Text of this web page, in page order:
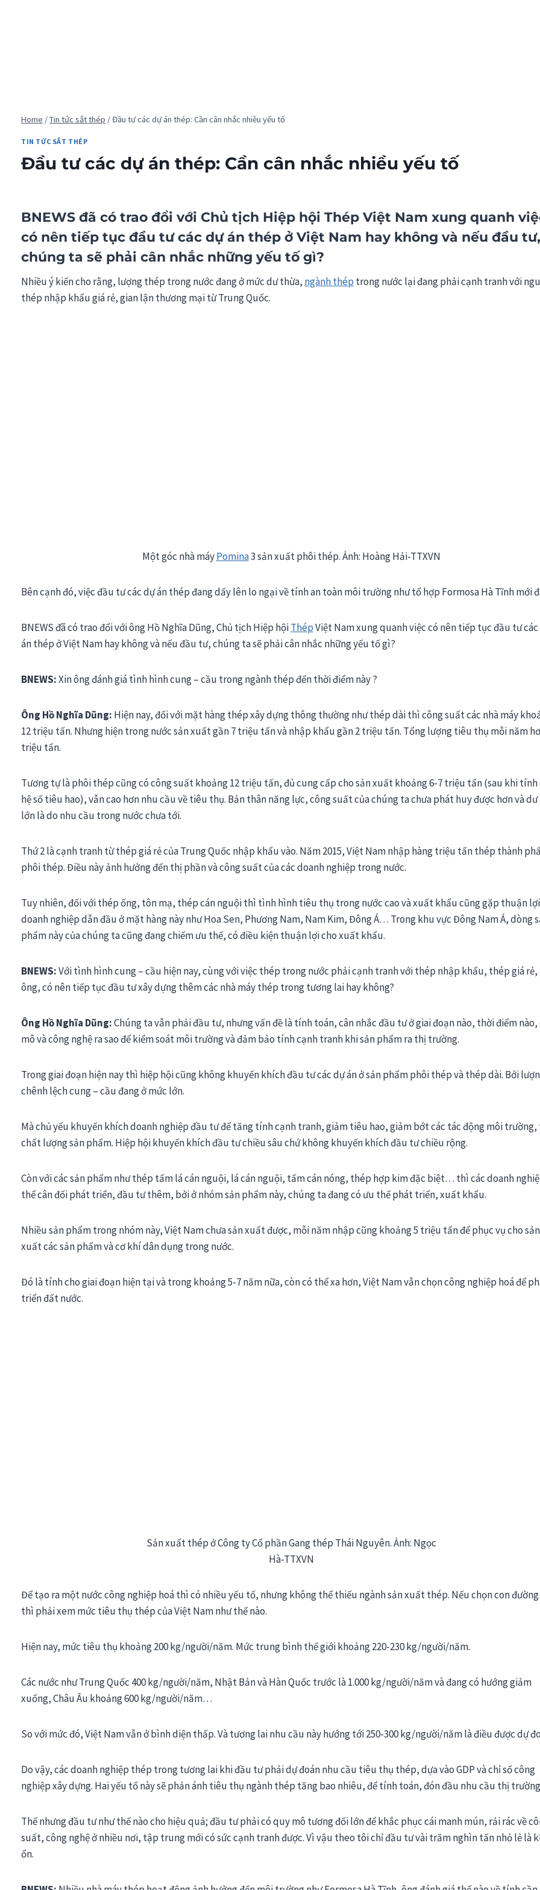
Home /Tin tức sắt thép /Đầu tư các dự án thép: Cần cân nhắc nhiều yếu tố
TIN TỨC SẮT THÉP
Đầu tư các dự án thép: Cần cân nhắc nhiều yếu tố
BNEWS đã có trao đổi với Chủ tịch Hiệp hội Thép Việt Nam xung quanh
có nên tiếp tục đầu tư các dự án thép ở Việt Nam hay không và nếu đầu tư,
chúng ta sẽ phải cân nhắc những yếu tố gì?
Nhiều ý kiến cho rằng, lượng thép trong nước đang ở mức dư thừa, ngành thép trong nước lại đang phải cạnh tranh với
thép nhập khẩu giá rẻ, gian lận thương mại từ Trung Quốc.
Một góc nhà máyPomina3 sản xuất phôi thép. Ảnh: Hoàng Hải-TTXVN
Bên cạnh đó, việc đầu tư các dự án thép đang dấy lên lo ngại về tính an toàn môi trường như tổ hợp Formosa Hà Tĩnh mới
BNEWS đã có trao đổi với ông Hồ Nghĩa Dũng, Chủ tịch Hiệp hộiThépViệt Nam xung quanh việc có nên tiếp tục đầu tư
án thép ở Việt Nam hay không và nếu đầu tư, chúng ta sẽ phải cân nhắc những yếu tố gì?
BNEWS:Xin ông đánh giá tình hình cung – cầu trong ngành thép đến thời điểm này ?
Ông Hồ Nghĩa Dũng: Hiện nay, đối với mặt hàng thép xây dựng thông thường như thép dài thì công suất các nhà máy
12 triệu tấn. Nhưng hiện trong nước sản xuất gần 7 triệu tấn và nhập khẩu gần 2 triệu tấn. Tổng lượng tiêu thụ mỗi năm
triệu tấn.
Tương tự là phôi thép cũng có công suất khoảng 12 triệu tấn, đủ cung cấp cho sản xuất khoảng 6-7 triệu tấn (sau khi tính
hệ số tiêu hao), vẫn cao hơn nhu cầu về tiêu thụ. Bản thân năng lực, công suất của chúng ta chưa phát huy được hơn và
lớn là do nhu cầu trong nước chưa tới.
Thứ 2 là cạnh tranh từ thép giá rẻ của Trung Quốc nhập khẩu vào. Năm 2015, Việt Nam nhập hàng triệu tấn thép thành
phôi thép. Điều này ảnh hưởng đến thị phần và công suất của các doanh nghiệp trong nước.
Tuy nhiên, đối với thép ống, tôn mạ, thép cán nguội thì tình hình tiêu thụ trong nước cao và xuất khẩu cũng gặp thuận
doanh nghiệp dẫn đầu ở mặt hàng này như Hoa Sen, Phương Nam, Nam Kim, Đông Á… Trong khu vực Đông Nam Á, dòng
phẩm này của chúng ta cũng đang chiếm ưu thế, có điều kiện thuận lợi cho xuất khẩu.
BNEWS:Với tình hình cung – cầu hiện nay, cùng với việc thép trong nước phải cạnh tranh với thép nhập khẩu, thép giá
ông, có nên tiếp tục đầu tư xây dựng thêm các nhà máy thép trong tương lai hay không?
Ông Hồ Nghĩa Dũng:Chúng ta vẫn phải đầu tư, nhưng vấn đề là tính toán, cân nhắc đầu tư ở giai đoạn nào, thời điểm
mô và công nghệ ra sao để kiểm soát môi trường và đảm bảo tính cạnh tranh khi sản phẩm ra thị trường.
Trong giai đoạn hiện nay thì hiệp hội cũng không khuyến khích đầu tư các dự án ở sản phẩm phôi thép và thép dài. Bởi
chênh lệch cung – cầu đang ở mức lớn.
Mà chủ yếu khuyến khích doanh nghiệp đầu tư để tăng tính cạnh tranh, giảm tiêu hao, giảm bớt các tác động môi
chất lượng sản phẩm. Hiệp hội khuyến khích đầu tư chiều sâu chứ không khuyến khích đầu tư chiều rộng.
Còn với các sản phẩm như thép tấm lá cán nguội, lá cán nguội, tấm cán nóng, thép hợp kim đặc biệt… thì các doanh
thể cân đối phát triển, đầu tư thêm, bởi ở nhóm sản phẩm này, chúng ta đang có ưu thế phát triển, xuất khẩu.
Nhiều sản phẩm trong nhóm này, Việt Nam chưa sản xuất được, mỗi năm nhập cũng khoảng 5 triệu tấn để phục vụ cho sản
xuất các sản phẩm và cơ khí dân dụng trong nước.
Đó là tính cho giai đoạn hiện tại và trong khoảng 5-7 năm nữa, còn có thể xa hơn, Việt Nam vẫn chọn công nghiệp hoá để
triển đất nước.
Sản xuất thép ở Công ty Cổ phần Gang thép Thái Nguyên. Ảnh: Ngọc
Hà-TTXVN
Để tạo ra một nước công nghiệp hoá thì có nhiều yếu tố, nhưng không thể thiếu ngành sản xuất thép. Nếu chọn con
thì phải xem mức tiêu thụ thép của Việt Nam như thế nào.
Hiện nay, mức tiêu thụ khoảng 200 kg/người/năm. Mức trung bình thế giới khoảng 220-230 kg/người/năm.
Các nước như Trung Quốc 400 kg/người/năm, Nhật Bản và Hàn Quốc trước là 1.000 kg/người/năm và đang có hướng giảm
xuống, Châu Âu khoảng 600 kg/người/năm…
So với mức đó, Việt Nam vẫn ở bình diện thấp. Và tương lai nhu cầu này hướng tới 250-300 kg/người/năm là điều được dự
Do vậy, các doanh nghiệp thép trong tương lai khi đầu tư phải dự đoán nhu cầu tiêu thụ thép, dựa vào GDP và chỉ số công
nghiệp xây dựng. Hai yếu tố này sẽ phản ánh tiêu thụ ngành thép tăng bao nhiêu, để tính toán, đón đầu nhu cầu thị
Thế nhưng đầu tư như thế nào cho hiệu quả; đầu tư phải có quy mô tương đối lớn để khắc phục cái manh mún, rải rác về
suất, công nghệ ở nhiều nơi, tập trung mới có sức cạnh tranh được. Vì vậu theo tôi chỉ đầu tư vài trăm nghìn tấn nhỏ lẻ là
ổn.